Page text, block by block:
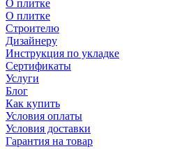
О плитке
О плитке
Строителю
Дизайнеру
Инструкция по укладке
Сертификаты
Услуги
Блог
Как купить
Условия оплаты
Условия доставки
Гарантия на товар